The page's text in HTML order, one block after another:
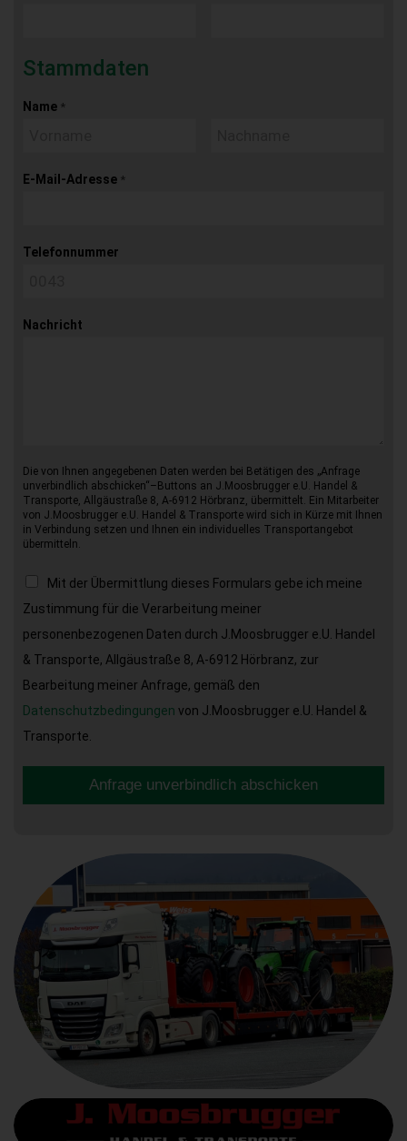
Stammdaten
Name *
E-Mail-Adresse *
Telefonnummer
Nachricht
Die von Ihnen angegebenen Daten werden bei Betätigen des „Anfrage
unverbindlich abschicken“–Buttons an J.Moosbrugger e.U. Handel &
Transporte, Allgäustraße 8, A-6912 Hörbranz, übermittelt. Ein Mitarbeiter
von J.Moosbrugger e.U. Handel & Transporte wird sich in Kürze mit Ihnen
in Verbindung setzen und Ihnen ein individuelles Transportangebot
übermitteln.
Mit der Übermittlung dieses Formulars gebe ich meine
Zustimmung für die Verarbeitung meiner
personenbezogenen Daten durch J.Moosbrugger e.U. Handel
& Transporte, Allgäustraße 8, A-6912 Hörbranz, zur
Bearbeitung meiner Anfrage, gemäß den
Datenschutzbedingungen von J.Moosbrugger e.U. Handel &
Transporte.
Anfrage unverbindlich abschicken